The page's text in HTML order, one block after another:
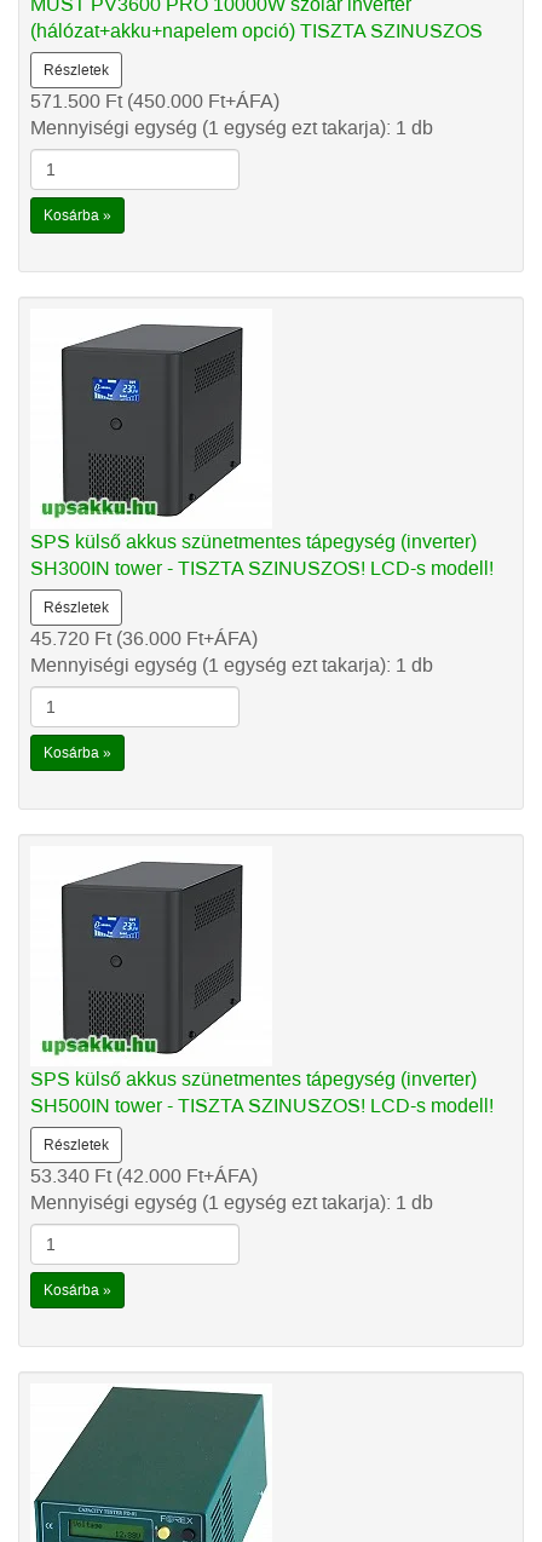
(hálózat+akku+napelem opció) TISZTA SZINUSZOS
Részletek
571.500 Ft(450.000 Ft+ÁFA)
Mennyiségi egység (1 egység ezt takarja): 1 db
Kosárba »
SPS külső akkus szünetmentes tápegység (inverter)
SH300IN tower - TISZTA SZINUSZOS! LCD-s modell!
Részletek
45.720 Ft(36.000 Ft+ÁFA)
Mennyiségi egység (1 egység ezt takarja): 1 db
Kosárba »
SPS külső akkus szünetmentes tápegység (inverter)
SH500IN tower - TISZTA SZINUSZOS! LCD-s modell!
Részletek
53.340 Ft(42.000 Ft+ÁFA)
Mennyiségi egység (1 egység ezt takarja): 1 db
Kosárba »